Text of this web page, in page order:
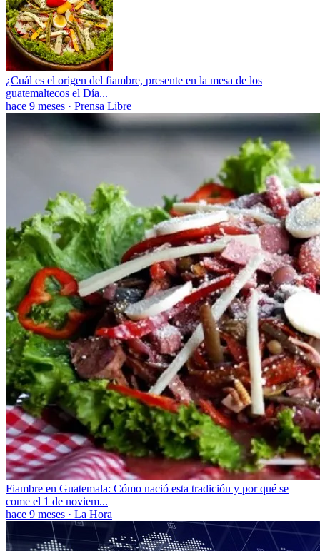
¿Cuál es el origen del fiambre, presente en la mesa de los
guatemaltecos el Día...
hace 9 meses · Prensa Libre
Fiambre en Guatemala: Cómo nació esta tradición y por qué se
come el 1 de noviem...
hace 9 meses · La Hora